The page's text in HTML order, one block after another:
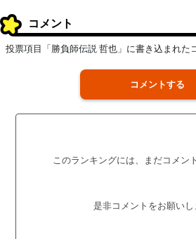
コメント
投票項目「勝負師伝説 哲也」に書き込まれた
コメントする
このランキングには、まだコメン
是非コメントをお願いし